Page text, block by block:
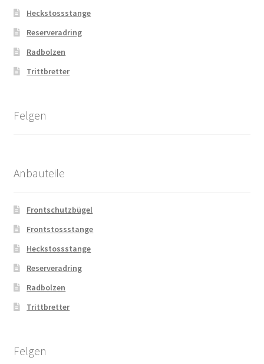
Heckstossstange
Reserveradring
Radbolzen
Trittbretter
Felgen
Anbauteile
Frontschutzbügel
Frontstossstange
Heckstossstange
Reserveradring
Radbolzen
Trittbretter
Felgen